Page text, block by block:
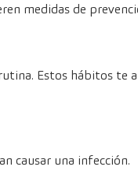
medidas de
Estos hábitos te
causar una infección.